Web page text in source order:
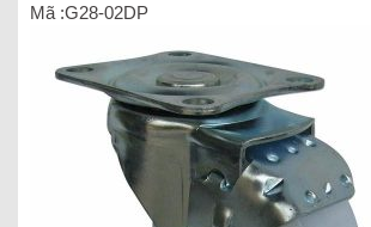
Mã :G28-02DP